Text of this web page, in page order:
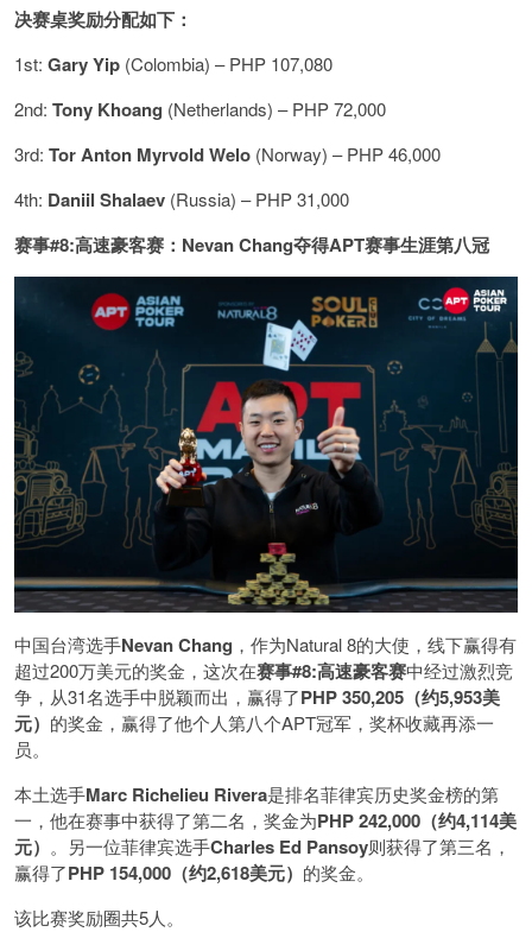
决赛桌奖励分配如下：
1st: Gary Yip (Colombia) – PHP 107,080
2nd: Tony Khoang (Netherlands) – PHP 72,000
3rd: Tor Anton Myrvold Welo (Norway) – PHP 46,000
4th: Daniil Shalaev (Russia) – PHP 31,000
赛事#8:高速豪客赛：Nevan Chang夺得APT赛事生涯第八冠
中国台湾选手Nevan Chang ，作为Natural 8的大使，线下赢得有
超过200万美元的奖金，这次在赛事#8:高速豪客赛中经过激烈竞
争，从31名选手中脱颖而出，赢得了PHP 350,205（约5,953美
元） 的奖金，赢得了他个人第八个APT冠军，奖杯收藏再添一
员。
本土选手Marc Richelieu Rivera是排名菲律宾历史奖金榜的第
一，他在赛事中获得了第二名，奖金为PHP 242,000（约4,114美
元） 。另一位菲律宾选手Charles Ed Pansoy则获得了第三名，
赢得了PHP 154,000（约2,618美元） 的奖金。
该比赛奖励圈共5人。